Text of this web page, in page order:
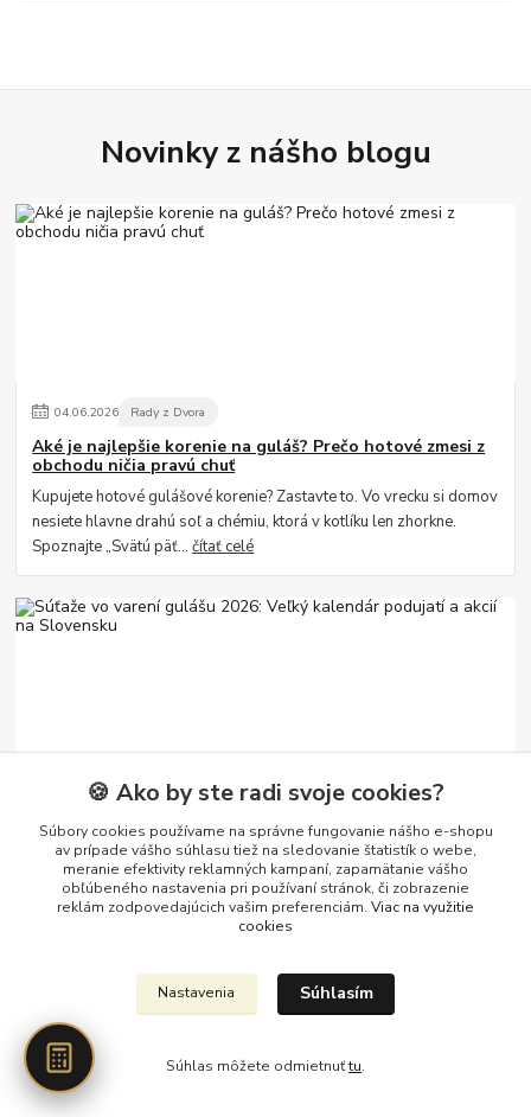
Novinky z nášho blogu
04.06.2026 Rady z Dvora
Aké je najlepšie korenie na guláš? Prečo hotové zmesi z
obchodu ničia pravú chuť
Kupujete hotové gulášové korenie? Zastavte to. Vo vrecku si domov
nesiete hlavne drahú soľ a chémiu, ktorá v kotlíku len zhorkne.
Spoznajte „Svätú päť...čítať celé
2026
Súťaže vo varení gulášu 2026: Veľký kalendár podujatí a
akcií na Slovensku
Hľadáte najlepšie súťaže vo varení gulášu na Slovensku pre rok
2026? Pozrite si náš veľký kalendár gulášových akcií! Nájdete tu
🍪 Ako by ste radi svoje cookies?
Súbory cookies používame na správne fungovanie nášho e-shopu
av prípade vášho súhlasu tiež na sledovanie štatistík o webe,
meranie efektivity reklamných kampaní, zapamätanie vášho
obľúbeného nastavenia pri používaní stránok, či zobrazenie
reklám zodpovedajúcich vašim preferenciám. Viac na využitie
cookies
Nastavenia Súhlasím
Súhlas môžete odmietnuťtu.